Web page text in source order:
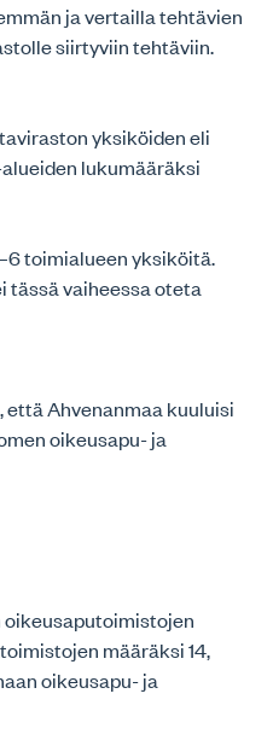
ja vertailla tehtävien
siirtyviin tehtäviin.
yksiköiden eli
lukumääräksi
toimialueen yksiköitä.
tässä vaiheessa oteta
että Ahvenanmaa kuuluisi
oikeusapu- ja
määräksi 14,
oikeusapu- ja